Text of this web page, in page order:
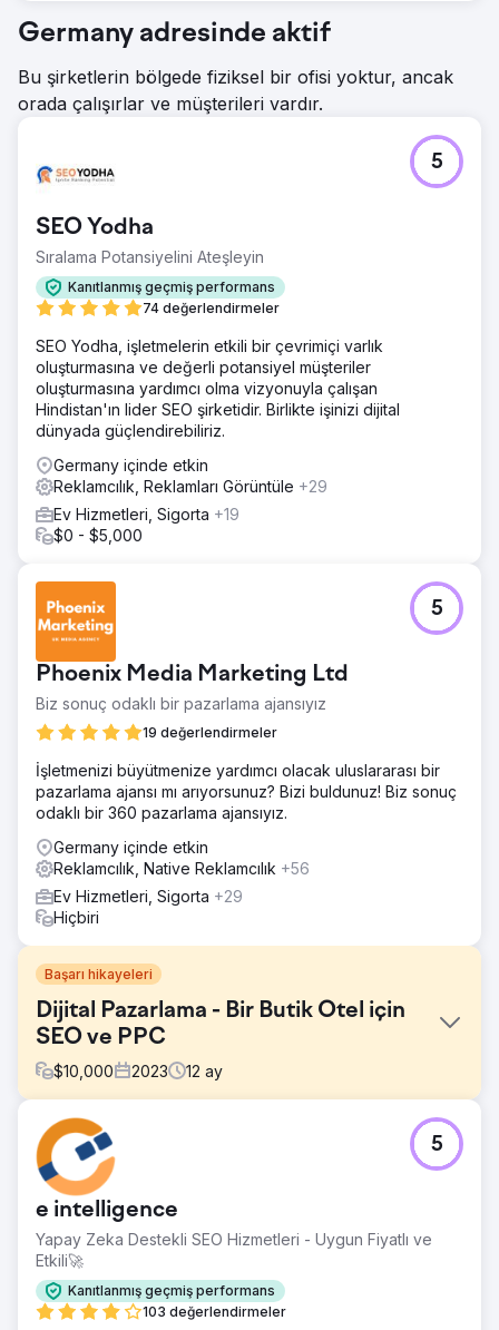
Germany adresinde aktif
Bu şirketlerin bölgede fiziksel bir ofisi yoktur, ancak
orada çalışırlar ve müşterileri vardır.
SEO Yodha
Sıralama Potansiyelini Ateşleyin
Kanıtlanmış geçmiş performans
74 değerlendirmeler
5
SEO Yodha, işletmelerin etkili bir çevrimiçi varlık
oluşturmasına ve değerli potansiyel müşteriler
oluşturmasına yardımcı olma vizyonuyla çalışan
Hindistan'ın lider SEO şirketidir. Birlikte işinizi dijital
dünyada güçlendirebiliriz.
Germany içinde etkin
Reklamcılık, Reklamları Görüntüle +29
Ev Hizmetleri, Sigorta +19
$0 - $5,000
Phoenix Media Marketing Ltd
Biz sonuç odaklı bir pazarlama ajansıyız
19 değerlendirmeler
5
İşletmenizi büyütmenize yardımcı olacak uluslararası bir
pazarlama ajansı mı arıyorsunuz? Bizi buldunuz! Biz sonuç
odaklı bir 360 pazarlama ajansıyız.
Germany içinde etkin
Reklamcılık, Native Reklamcılık +56
Ev Hizmetleri, Sigorta +29
Hiçbiri
Başarı hikayeleri
Dijital Pazarlama - Bir Butik Otel için
SEO ve PPC
$10,000 2023 12 ay
Meydan Okuma
Channers On Norfolk, Norfolk Adası'nda güzel bir butik
konaklama tesisidir. İşletmeleri için marka bilinirliğini
geliştirmek, organik trafiği artırmak, anahtar kelime
sıralamalarını iyileştirmek ve olası satışları/rezervasyonları
artırmak için dijital pazarlama çözümleri arıyorlardı.
Çözüm
Derinlemesine Anahtar Kelime Araştırması yaptık ve
organik trafiklerini ve ardından rezervasyonlarını artırmak
e intelligence
Yapay Zeka Destekli SEO Hizmetleri - Uygun Fiyatlı ve
Etkili🚀
Kanıtlanmış geçmiş performans
103 değerlendirmeler
5